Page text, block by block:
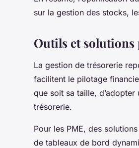
sur la gestion des stocks,
Outils et
La gestion de trésorerie
facilitent le pilotage
que soit sa taille,
trésorerie.
Pour les PME, des
de tableaux de bord